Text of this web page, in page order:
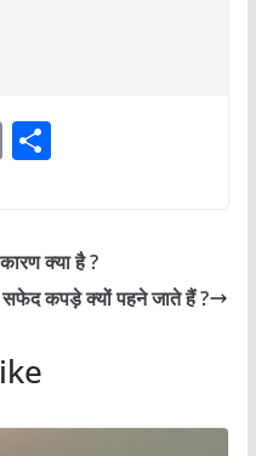
E
l
S
e
क्या है ?
सफेद कपड़े क्यों पहने जाते हैं ?